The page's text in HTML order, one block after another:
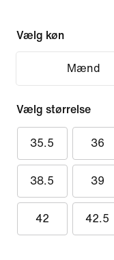
Vælg køn
Mænd
Vælg størrelse
35.5 36
38.5 39
42 42.5